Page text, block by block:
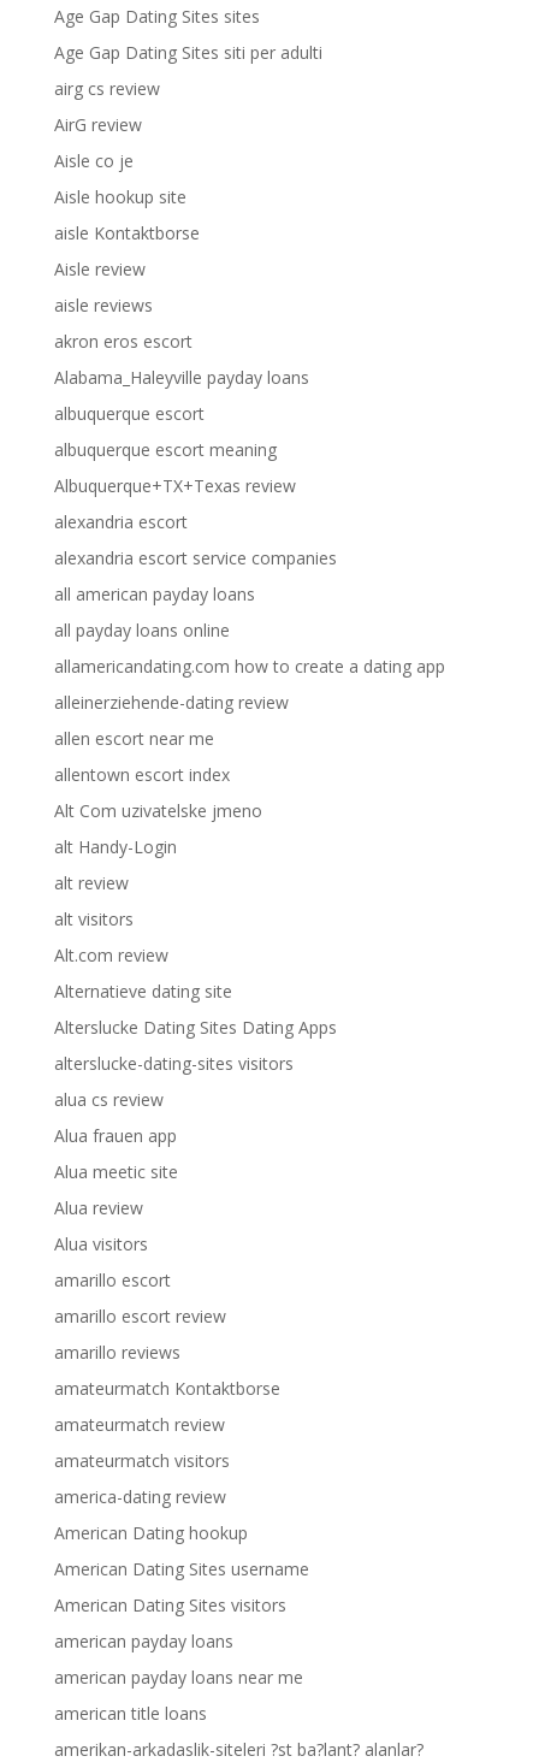
Age Gap Dating Sites sites
Age Gap Dating Sites siti per adulti
airg cs review
AirG review
Aisle co je
Aisle hookup site
aisle Kontaktborse
Aisle review
aisle reviews
akron eros escort
Alabama_Haleyville payday loans
albuquerque escort
albuquerque escort meaning
Albuquerque+TX+Texas review
alexandria escort
alexandria escort service companies
all american payday loans
all payday loans online
allamericandating.com how to create a dating app
alleinerziehende-dating review
allen escort near me
allentown escort index
Alt Com uzivatelske jmeno
alt Handy-Login
alt review
alt visitors
Alt.com review
Alternatieve dating site
Alterslucke Dating Sites Dating Apps
alterslucke-dating-sites visitors
alua cs review
Alua frauen app
Alua meetic site
Alua review
Alua visitors
amarillo escort
amarillo escort review
amarillo reviews
amateurmatch Kontaktborse
amateurmatch review
amateurmatch visitors
america-dating review
American Dating hookup
American Dating Sites username
American Dating Sites visitors
american payday loans
american payday loans near me
american title loans
amerikan-arkadaslik-siteleri ?st ba?lant? alanlar?